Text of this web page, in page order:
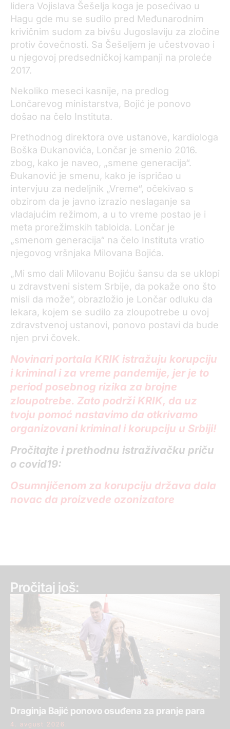
lidera Vojislava Šešelja koga je posećivao u
Hagu gde mu se sudilo pred Međunarodnim
krivičnim sudom za bivšu Jugoslaviju za zločine
protiv čovečnosti. Sa Šešeljem je učestvovao i
u njegovoj predsedničkoj kampanji na proleće
2017.
Nekoliko meseci kasnije, na predlog
Lončarevog ministarstva, Bojić je ponovo
došao na čelo Instituta.
Prethodnog direktora ove ustanove, kardiologa
Boška Đukanovića, Lončar je smenio 2016.
zbog, kako je naveo, „smene generacija“.
Đukanović je smenu, kako je ispričao u
intervjuu za nedeljnik „Vreme“, očekivao s
obzirom da je javno izrazio neslaganje sa
vladajućim režimom, a u to vreme postao je i
meta prorežimskih tabloida. Lončar je
„smenom generacija“ na čelo Instituta vratio
njegovog vršnjaka Milovana Bojića.
„Mi smo dali Milovanu Bojiću šansu da se uklopi
u zdravstveni sistem Srbije, da pokaže ono što
misli da može“, obrazložio je Lončar odluku da
lekara, kojem se sudilo za zloupotrebe u ovoj
zdravstvenoj ustanovi, ponovo postavi da bude
njen prvi čovek.
Novinari portala KRIK istražuju korupciju
i kriminal i za vreme pandemije, jer je to
period posebnog rizika za brojne
zloupotrebe. Zato podrži KRIK, da uz
tvoju pomoć nastavimo da otkrivamo
organizovani kriminal i korupciju u Srbiji!
Pročitajte i prethodnu istraživačku priču
o covid19:
Osumnjičenom za korupciju država dala
novac da proizvede ozonizatore
Pročitaj još:
Draginja Bajić ponovo osuđena za pranje para
4. avgust 2026.